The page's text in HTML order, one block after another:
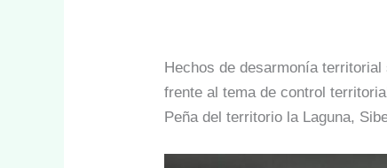
Hechos de desarmonía
frente al tema de control
Peña del territorio la Laguna,